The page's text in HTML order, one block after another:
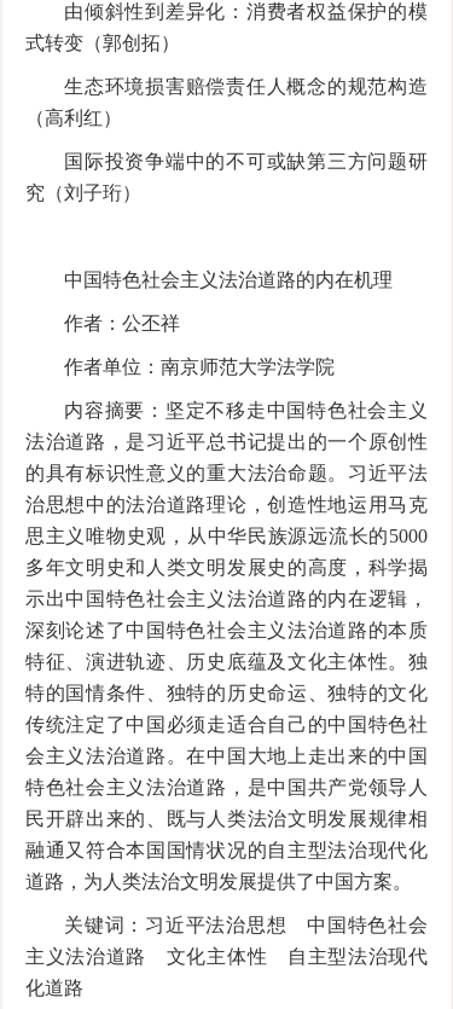
由倾斜性到差异化：消费者权益保护的模
式转变（郭创拓）
生态环境损害赔偿责任人概念的规范构造
（高利红）
国际投资争端中的不可或缺第三方问题研
究（刘子珩）
中国特色社会主义法治道路的内在机理
作者：公丕祥
作者单位：南京师范大学法学院
内容摘要：坚定不移走中国特色社会主义
法治道路，是习近平总书记提出的一个原创性
的具有标识性意义的重大法治命题。习近平法
治思想中的法治道路理论，创造性地运用马克
思主义唯物史观，从中华民族源远流长的5000
多年文明史和人类文明发展史的高度，科学揭
示出中国特色社会主义法治道路的内在逻辑，
深刻论述了中国特色社会主义法治道路的本质
特征、演进轨迹、历史底蕴及文化主体性。独
特的国情条件、独特的历史命运、独特的文化
传统注定了中国必须走适合自己的中国特色社
会主义法治道路。在中国大地上走出来的中国
特色社会主义法治道路，是中国共产党领导人
民开辟出来的、既与人类法治文明发展规律相
融通又符合本国国情状况的自主型法治现代化
道路，为人类法治文明发展提供了中国方案。
关键词：习近平法治思想 中国特色社会
主义法治道路 文化主体性 自主型法治现代
化道路